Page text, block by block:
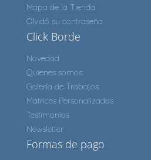
Mapa de la Tienda
Olvidó su contraseña
Click Borde
Novedad
Quienes somos
Galería de Trabajos
Matrices Personalizadas
Testimonios
Newsletter
Formas de pago